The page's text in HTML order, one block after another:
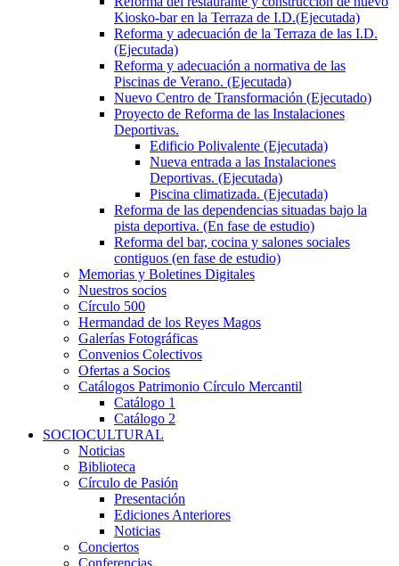
Kiosko-bar en la Terraza de I.D.(Ejecutada)
Reforma y adecuación de la Terraza de las I.D.
(Ejecutada)
Reforma y adecuación a normativa de las
Piscinas de Verano. (Ejecutada)
Nuevo Centro de Transformación (Ejecutado)
Proyecto de Reforma de las Instalaciones
Deportivas.
Edificio Polivalente (Ejecutada)
Nueva entrada a las Instalaciones
Deportivas. (Ejecutada)
Piscina climatizada. (Ejecutada)
Reforma de las dependencias situadas bajo la
pista deportiva. (En fase de estudio)
Reforma del bar, cocina y salones sociales
contiguos (en fase de estudio)
Memorias y Boletines Digitales
Nuestros socios
Círculo 500
Hermandad de los Reyes Magos
Galerías Fotográficas
Convenios Colectivos
Ofertas a Socios
Catálogos Patrimonio Círculo Mercantil
Catálogo 1
Catálogo 2
SOCIOCULTURAL
Noticias
Biblioteca
Círculo de Pasión
Presentación
Ediciones Anteriores
Noticias
Conciertos
Conferencias